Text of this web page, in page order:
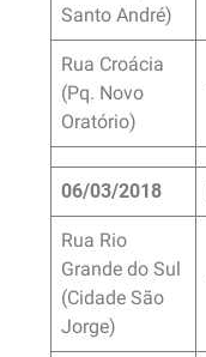
Santo André)
Rua Croácia
(Pq. Novo
Oratório)
06/03/2018
Rua Rio
Grande do Sul
(Cidade São
Jorge)